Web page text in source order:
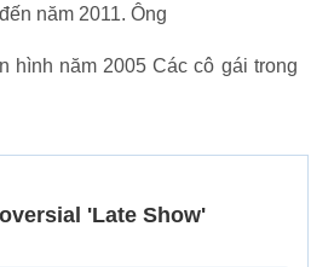
năm 2011. Ông
hình năm 2005 Các cô gái trong